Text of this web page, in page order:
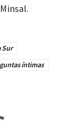
Sur
íntimas